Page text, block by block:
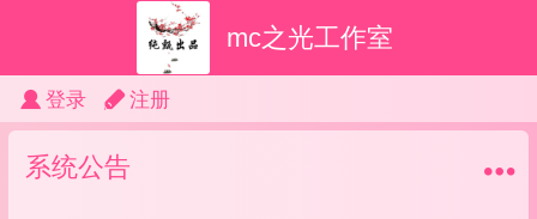
mc之光工作室
登录 注册
系统公告